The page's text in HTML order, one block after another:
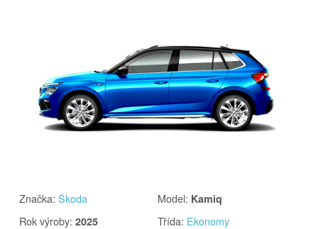
Značka: Škoda Model: Kamiq
Rok výroby: 2025 Třída: Ekonomy